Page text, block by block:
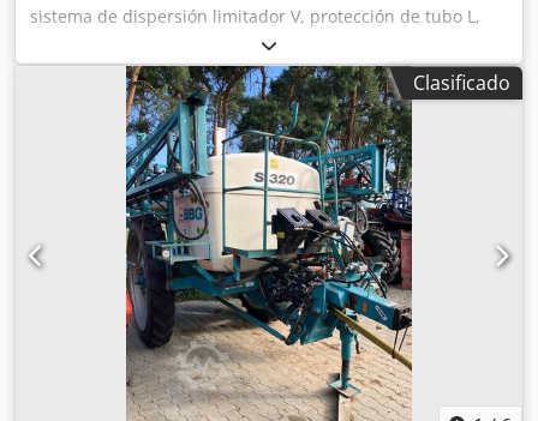
sistema de dispersión limitador V, protección de tubo L,
indicador mecánico/posición del mecanismo de dispersión
ZA-V, superestructura de tolva S 2000, componentes de
montaje para unidades básicas ZA, toma de fuerza con
acoplamiento de fricción, guardabarros L y escaleras,
iluminación LED trasera. Dkjdet Dwibspfx Akwjr
Clasificado